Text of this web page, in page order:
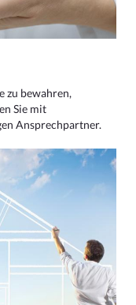
zu bewahren,
Sie mit
Ansprechpartner.